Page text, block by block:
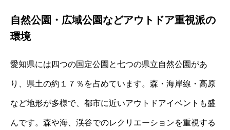
自然公園・広域公園などアウトドア重視派の
環境
愛知県には四つの国定公園と七つの県立自然公園があ
り、県土の約１７％を占めています。森・海岸線・高原
など地形が多様で、都市に近いアウトドアイベントも盛
んです。森や海、渓谷でのレクリエーションを重視する